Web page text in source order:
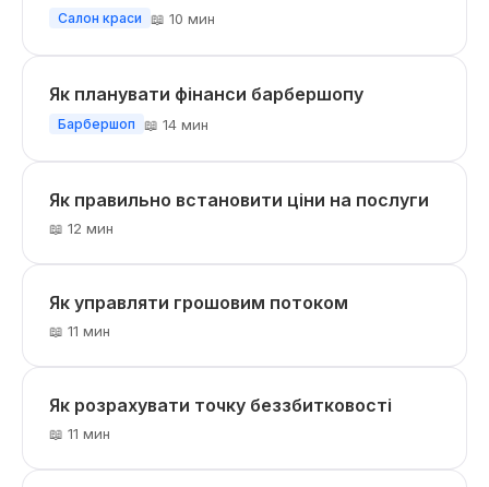
Салон краси 📖 10 мин
Як планувати фінанси барбершопу
Барбершоп 📖 14 мин
Як правильно встановити ціни на послуги
📖 12 мин
Як управляти грошовим потоком
📖 11 мин
Як розрахувати точку беззбитковості
📖 11 мин